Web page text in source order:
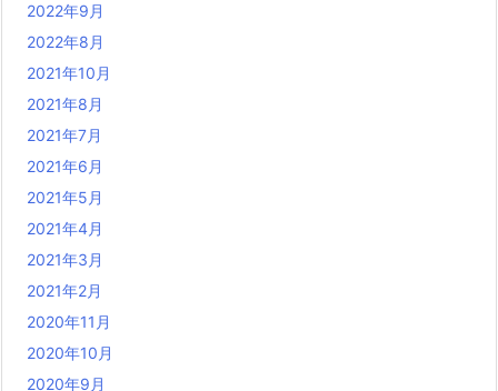
2022年9月
2022年8月
2021年10月
2021年8月
2021年7月
2021年6月
2021年5月
2021年4月
2021年3月
2021年2月
2020年11月
2020年10月
2020年9月